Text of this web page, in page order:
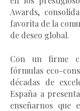
Awards,
favorita de la
de deseo global.
Con un firme
fórmulas eco-
décadas de
España a
enseñarnos que